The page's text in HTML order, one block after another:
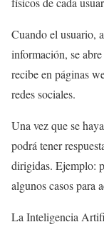
Cuando el usuario,
información, se
recibe en páginas
redes sociales.
Una vez que se
podrá tener
dirigidas. Ejemplo:
algunos casos para
La Inteligencia